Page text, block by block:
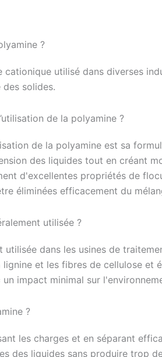
?
cationique utilisé dans diverses
solides.
de la polyamine ?
de la polyamine est sa
des liquides tout en créant
d'excellentes propriétés de
éliminées efficacement du
utilisée ?
utilisée dans les usines de
et les fibres de cellulose et
impact minimal sur
?
les charges et en séparant
des liquides sans produire trop